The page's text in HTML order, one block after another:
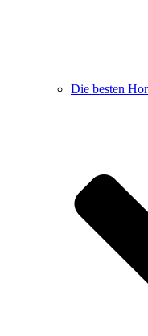
Die besten